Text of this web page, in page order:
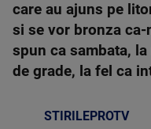
care au ajuns pe
si se vor bronza
spun ca sambata,
de grade, la fel ca
STIRILEPROTV